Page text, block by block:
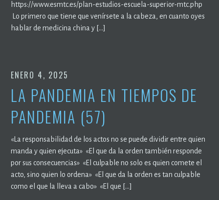
https://www.esmtc.es/plan-estudios-escuela-superior-mtc.php
Lo primero que tiene que venírsete a la cabeza, en cuanto oyes
hablar de medicina china y […]
ENERO 4, 2025
LA PANDEMIA EN TIEMPOS DE
PANDEMIA (57)
«La responsabilidad de los actos no se puede dividir entre quien
manda y quien ejecuta» «El que da la orden también responde
por sus consecuencias» «El culpable no solo es quien comete el
acto, sino quien lo ordena» «El que da la orden es tan culpable
como el que la lleva a cabo» «El que […]